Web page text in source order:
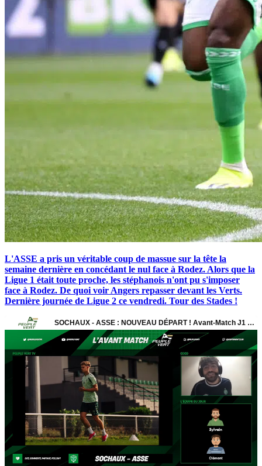
L'ASSE a pris un véritable coup de massue sur la tête la
semaine dernière en concédant le nul face à Rodez. Alors que la
Ligue 1 était toute proche, les stéphanois n'ont pu s'imposer
face à Rodez. De quoi voir Angers repasser devant les Verts.
Dernière journée de Ligue 2 ce vendredi. Tour des Stades !